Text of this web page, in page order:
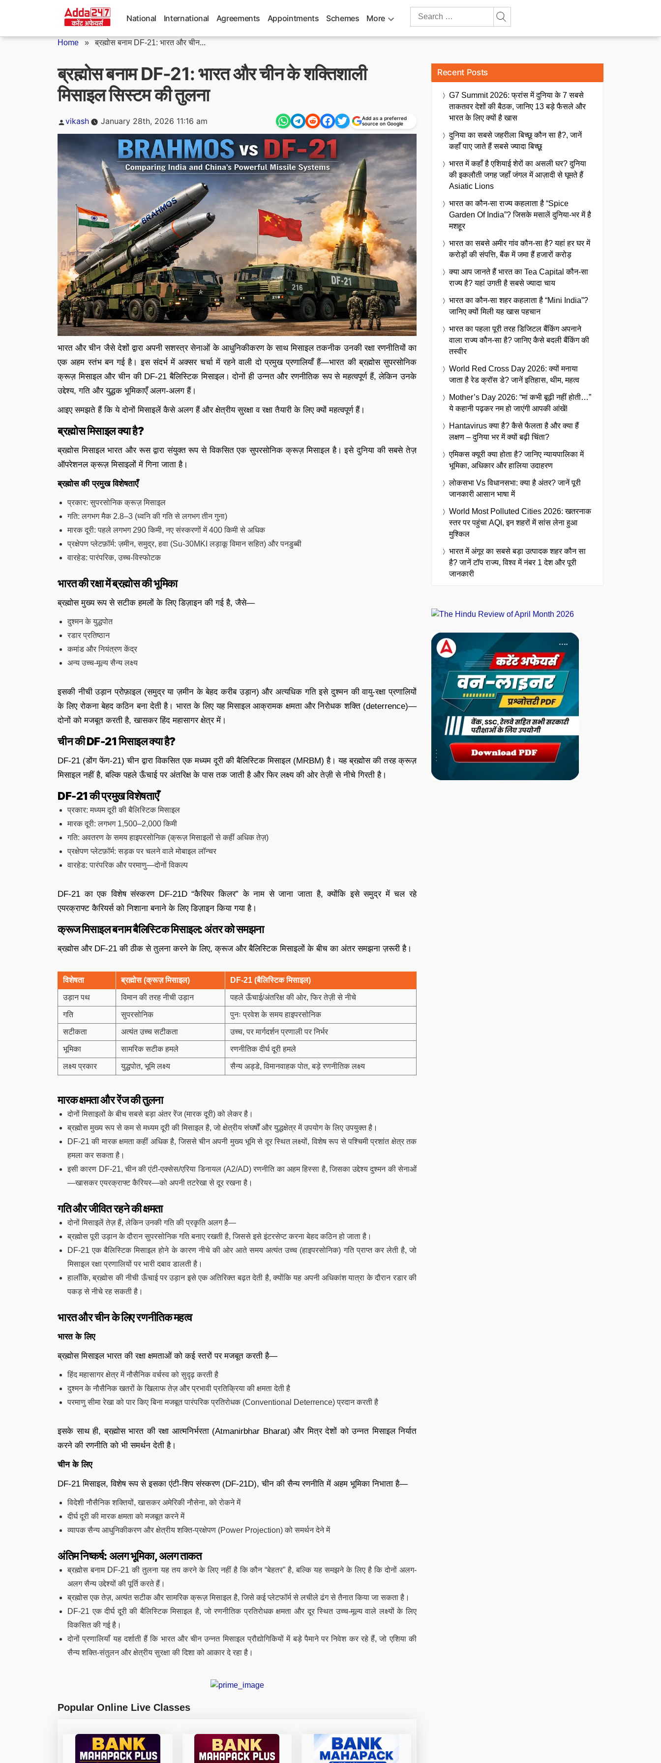
National International Agreements Appointments Schemes More
Search
Home »ब्रह्मोस बनाम DF-21: भारत और चीन...
ब्रह्मोस बनाम DF-21: भारत और चीन के शक्तिशाली
मिसाइल सिस्टम की तुलना
Posted
vikash January 28th, 2026 11:16 am
Add as a preferred
source on Google
भारत और चीन जैसे देशों द्वारा अपनी सशस्त्र सेनाओं के आधुनिकीकरण के साथ मिसाइल तकनीक उनकी रक्षा रणनीतियों का
एक अहम स्तंभ बन गई है। इस संदर्भ में अक्सर चर्चा में रहने वाली दो प्रमुख प्रणालियाँ हैं—भारत की ब्रह्मोस सुपरसोनिक
क्रूज़ मिसाइल और चीन की DF-21 बैलिस्टिक मिसाइल। दोनों ही उन्नत और रणनीतिक रूप से महत्वपूर्ण हैं, लेकिन उनके
उद्देश्य, गति और युद्धक भूमिकाएँ अलग-अलग हैं।
आइए समझते हैं कि ये दोनों मिसाइलें कैसे अलग हैं और क्षेत्रीय सुरक्षा व रक्षा तैयारी के लिए क्यों महत्वपूर्ण हैं।
ब्रह्मोस मिसाइल क्या है?
ब्रह्मोस मिसाइल भारत और रूस द्वारा संयुक्त रूप से विकसित एक सुपरसोनिक क्रूज़ मिसाइल है। इसे दुनिया की सबसे तेज़
ऑपरेशनल क्रूज़ मिसाइलों में गिना जाता है।
ब्रह्मोस की प्रमुख विशेषताएँ
प्रकार: सुपरसोनिक क्रूज़ मिसाइल
गति: लगभग मैक 2.8–3 (ध्वनि की गति से लगभग तीन गुना)
मारक दूरी: पहले लगभग 290 किमी, नए संस्करणों में 400 किमी से अधिक
प्रक्षेपण प्लेटफ़ॉर्म: ज़मीन, समुद्र, हवा (Su-30MKI लड़ाकू विमान सहित) और पनडुब्बी
वारहेड: पारंपरिक, उच्च-विस्फोटक
भारत की रक्षा में ब्रह्मोस की भूमिका
ब्रह्मोस मुख्य रूप से सटीक हमलों के लिए डिज़ाइन की गई है, जैसे—
दुश्मन के युद्धपोत
रडार प्रतिष्ठान
कमांड और नियंत्रण केंद्र
अन्य उच्च-मूल्य सैन्य लक्ष्य
इसकी नीची उड़ान प्रोफ़ाइल (समुद्र या ज़मीन के बेहद करीब उड़ान) और अत्यधिक गति इसे दुश्मन की वायु-रक्षा प्रणालियों
के लिए रोकना बेहद कठिन बना देती है। भारत के लिए यह मिसाइल आक्रामक क्षमता और निरोधक शक्ति (deterrence)—
दोनों को मजबूत करती है, खासकर हिंद महासागर क्षेत्र में।
चीन की DF-21 मिसाइल क्या है?
DF-21 (डोंग फेंग-21) चीन द्वारा विकसित एक मध्यम दूरी की बैलिस्टिक मिसाइल (MRBM) है। यह ब्रह्मोस की तरह क्रूज़
मिसाइल नहीं है, बल्कि पहले ऊँचाई पर अंतरिक्ष के पास तक जाती है और फिर लक्ष्य की ओर तेज़ी से नीचे गिरती है।
DF-21 की प्रमुख विशेषताएँ
प्रकार: मध्यम दूरी की बैलिस्टिक मिसाइल
मारक दूरी: लगभग 1,500–2,000 किमी
गति: अवतरण के समय हाइपरसोनिक (क्रूज़ मिसाइलों से कहीं अधिक तेज़)
प्रक्षेपण प्लेटफ़ॉर्म: सड़क पर चलने वाले मोबाइल लॉन्चर
वारहेड: पारंपरिक और परमाणु—दोनों विकल्प
DF-21 का एक विशेष संस्करण DF-21D “कैरियर किलर” के नाम से जाना जाता है, क्योंकि इसे समुद्र में चल रहे
एयरक्राफ्ट कैरियर्स को निशाना बनाने के लिए डिज़ाइन किया गया है।
क्रूज मिसाइल बनाम बैलिस्टिक मिसाइल: अंतर को समझना
ब्रह्मोस और DF-21 की ठीक से तुलना करने के लिए, क्रूज और बैलिस्टिक मिसाइलों के बीच का अंतर समझना ज़रूरी है।
विशेषता ब्रह्मोस (क्रूज़ मिसाइल) DF-21 (बैलिस्टिक मिसाइल)
उड़ान पथ विमान की तरह नीची उड़ान पहले ऊँचाई/अंतरिक्ष की ओर, फिर तेज़ी से नीचे
गति सुपरसोनिक पुनः प्रवेश के समय हाइपरसोनिक
सटीकता अत्यंत उच्च सटीकता उच्च, पर मार्गदर्शन प्रणाली पर निर्भर
भूमिका सामरिक सटीक हमले रणनीतिक दीर्घ दूरी हमले
लक्ष्य प्रकार युद्धपोत, भूमि लक्ष्य सैन्य अड्डे, विमानवाहक पोत, बड़े रणनीतिक लक्ष्य
मारक क्षमता और रेंज की तुलना
दोनों मिसाइलों के बीच सबसे बड़ा अंतर रेंज (मारक दूरी) को लेकर है।
ब्रह्मोस मुख्य रूप से कम से मध्यम दूरी की मिसाइल है, जो क्षेत्रीय संघर्षों और युद्धक्षेत्र में उपयोग के लिए उपयुक्त है।
DF-21 की मारक क्षमता कहीं अधिक है, जिससे चीन अपनी मुख्य भूमि से दूर स्थित लक्ष्यों, विशेष रूप से पश्चिमी प्रशांत क्षेत्र तक
हमला कर सकता है।
इसी कारण DF-21, चीन की एंटी-एक्सेस/एरिया डिनायल (A2/AD) रणनीति का अहम हिस्सा है, जिसका उद्देश्य दुश्मन की सेनाओं
—खासकर एयरक्राफ्ट कैरियर—को अपनी तटरेखा से दूर रखना है।
गति और जीवित रहने की क्षमता
दोनों मिसाइलें तेज़ हैं, लेकिन उनकी गति की प्रकृति अलग है—
ब्रह्मोस पूरी उड़ान के दौरान सुपरसोनिक गति बनाए रखती है, जिससे इसे इंटरसेप्ट करना बेहद कठिन हो जाता है।
DF-21 एक बैलिस्टिक मिसाइल होने के कारण नीचे की ओर आते समय अत्यंत उच्च (हाइपरसोनिक) गति प्राप्त कर लेती है, जो
मिसाइल रक्षा प्रणालियों पर भारी दबाव डालती है।
हालाँकि, ब्रह्मोस की नीची ऊँचाई पर उड़ान इसे एक अतिरिक्त बढ़त देती है, क्योंकि यह अपनी अधिकांश यात्रा के दौरान रडार की
पकड़ से नीचे रह सकती है।
भारत और चीन के लिए रणनीतिक महत्व
भारत के लिए
ब्रह्मोस मिसाइल भारत की रक्षा क्षमताओं को कई स्तरों पर मजबूत करती है—
हिंद महासागर क्षेत्र में नौसैनिक वर्चस्व को सुदृढ़ करती है
दुश्मन के नौसैनिक खतरों के खिलाफ तेज़ और प्रभावी प्रतिक्रिया की क्षमता देती है
परमाणु सीमा रेखा को पार किए बिना मजबूत पारंपरिक प्रतिरोधक (Conventional Deterrence) प्रदान करती है
इसके साथ ही, ब्रह्मोस भारत की रक्षा आत्मनिर्भरता (Atmanirbhar Bharat) और मित्र देशों को उन्नत मिसाइल निर्यात
करने की रणनीति को भी समर्थन देती है।
चीन के लिए
DF-21 मिसाइल, विशेष रूप से इसका एंटी-शिप संस्करण (DF-21D), चीन की सैन्य रणनीति में अहम भूमिका निभाता है—
विदेशी नौसैनिक शक्तियों, खासकर अमेरिकी नौसेना, को रोकने में
दीर्घ दूरी की मारक क्षमता को मजबूत करने में
व्यापक सैन्य आधुनिकीकरण और क्षेत्रीय शक्ति-प्रक्षेपण (Power Projection) को समर्थन देने में
अंतिम निष्कर्ष: अलग भूमिका, अलग ताकत
ब्रह्मोस बनाम DF-21 की तुलना यह तय करने के लिए नहीं है कि कौन “बेहतर” है, बल्कि यह समझने के लिए है कि दोनों अलग-
अलग सैन्य उद्देश्यों की पूर्ति करते हैं।
ब्रह्मोस एक तेज़, अत्यंत सटीक और सामरिक क्रूज़ मिसाइल है, जिसे कई प्लेटफॉर्म से लचीले ढंग से तैनात किया जा सकता है।
DF-21 एक दीर्घ दूरी की बैलिस्टिक मिसाइल है, जो रणनीतिक प्रतिरोधक क्षमता और दूर स्थित उच्च-मूल्य वाले लक्ष्यों के लिए
विकसित की गई है।
दोनों प्रणालियाँ यह दर्शाती हैं कि भारत और चीन उन्नत मिसाइल प्रौद्योगिकियों में बड़े पैमाने पर निवेश कर रहे हैं, जो एशिया की
सैन्य शक्ति-संतुलन और क्षेत्रीय सुरक्षा की दिशा को आकार दे रहा है।
Popular Online Live Classes
Recent Posts
G7 Summit 2026: फ्रांस में दुनिया के 7 सबसे
ताकतवर देशों की बैठक, जानिए 13 बड़े फैसले और
भारत के लिए क्यों है खास
दुनिया का सबसे जहरीला बिच्छू कौन सा है?, जानें
कहाँ पाए जाते हैं सबसे ज्यादा बिच्छू
भारत में कहाँ है एशियाई शेरों का असली घर? दुनिया
की इकलौती जगह जहाँ जंगल में आज़ादी से घूमते हैं
Asiatic Lions
भारत का कौन-सा राज्य कहलाता है “Spice
Garden Of India”? जिसके मसालें दुनिया-भर में है
मशहूर
भारत का सबसे अमीर गांव कौन-सा है? यहां हर घर में
करोड़ों की संपत्ति, बैंक में जमा हैं हजारों करोड़
क्या आप जानते हैं भारत का Tea Capital कौन-सा
राज्य है? यहां उगती है सबसे ज्यादा चाय
भारत का कौन-सा शहर कहलाता है “Mini India”?
जानिए क्यों मिली यह खास पहचान
भारत का पहला पूरी तरह डिजिटल बैंकिंग अपनाने
वाला राज्य कौन-सा है? जानिए कैसे बदली बैंकिंग की
तस्वीर
World Red Cross Day 2026: क्यों मनाया
जाता है रेड क्रॉस डे? जानें इतिहास, थीम, महत्व
Mother’s Day 2026: “मां कभी बूढ़ी नहीं होती…”
ये कहानी पढ़कर नम हो जाएंगी आपकी आंखें!
Hantavirus क्या है? कैसे फैलता है और क्या हैं
लक्षण – दुनिया भर में क्यों बढ़ी चिंता?
एमिकस क्यूरी क्या होता है? जानिए न्यायपालिका में
भूमिका, अधिकार और हालिया उदाहरण
लोकसभा Vs विधानसभा: क्या है अंतर? जानें पूरी
जानकारी आसान भाषा में
World Most Polluted Cities 2026: खतरनाक
स्तर पर पहुंचा AQI, इन शहरों में सांस लेना हुआ
मुश्किल
भारत में अंगूर का सबसे बड़ा उत्पादक शहर कौन सा
है? जानें टॉप राज्य, विश्व में नंबर 1 देश और पूरी
जानकारी